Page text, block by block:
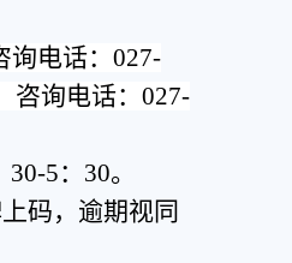
询电话：027-
咨询电话：027-
30-5：30。
码，逾期视同